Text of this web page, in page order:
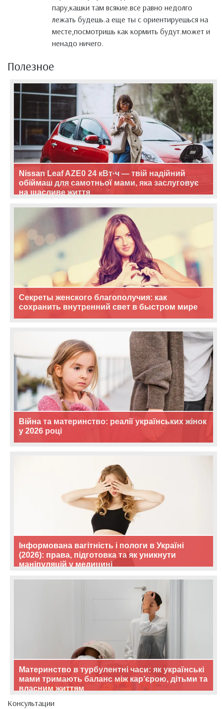
пару,кашки там всякие.все равно недолго
лежать будешь.а еще ты с ориентируешься на
месте,посмотришь как кормить будут.может и
ненадо ничего.
Полезное
Nissan Leaf AZE0 24 кВт·ч — твій надійний
обіймаш для самотньої мами, яка заслуговує
на щасливе життя
Секреты женского благополучия: как
сохранить внутренний свет в быстром мире
Війна та материнство: реалії українських жінок
у 2026 році
Інформована вагітність і пологи в Україні
(2026): права, підготовка та як уникнути
маніпуляцій у медицині
Материнство в турбулентні часи: як українські
мами тримають баланс між кар’єрою, дітьми та
власним життям
Консультации